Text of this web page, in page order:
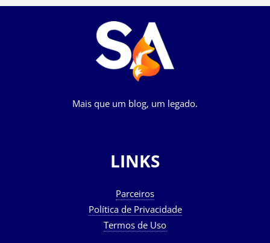
Mais que um blog, um legado.
LINKS
Parceiros
Política de Privacidade
Termos de Uso